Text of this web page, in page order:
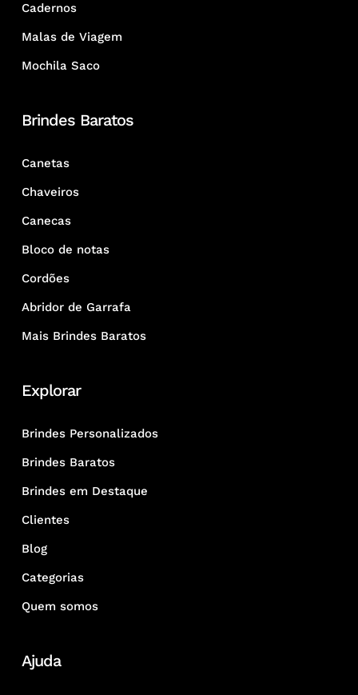
Cadernos
Malas de Viagem
Mochila Saco
Brindes Baratos
Canetas
Chaveiros
Canecas
Bloco de notas
Cordões
Abridor de Garrafa
Mais Brindes Baratos
Explorar
Brindes Personalizados
Brindes Baratos
Brindes em Destaque
Clientes
Blog
Categorias
Quem somos
Ajuda